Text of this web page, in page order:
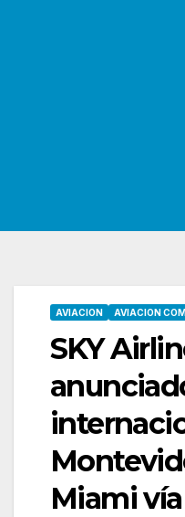
AVIACION AVIACION
SKY
Miami